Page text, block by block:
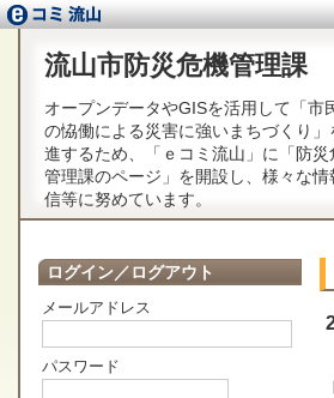
流山市防災危機管理課
オープンデータやGISを活用して「市
の恊働による災害に強いまちづくり」
進するため、「ｅコミ流山」に「防災
管理課のページ」を開設し、様々な情
信等に努めています。
ログイン／ログアウト
メールアドレス
パスワード